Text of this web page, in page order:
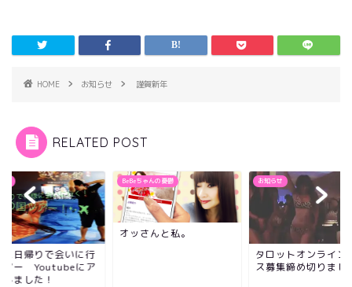
HOME お知らせ 謹賀新年
RELATED POST
に日帰りで会いに行
アー Youtubeにア
ました！
BeBeちゃんの憂鬱
オッさんと私。
お知らせ
タロットオンライン
ス募集締め切りまし